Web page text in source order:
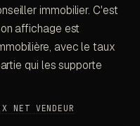
immobilier. C'est
affichage est
avec le taux
qui les supporte
NET VENDEUR